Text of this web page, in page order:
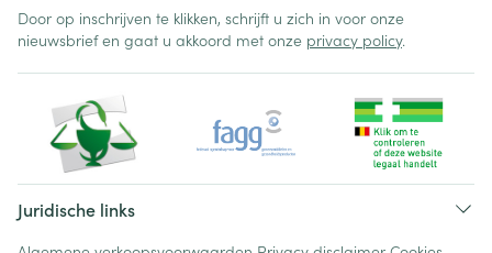
Door op inschrijven te klikken, schrijft u zich in voor onze
nieuwsbrief en gaat u akkoord met onze privacy policy.
Juridische links